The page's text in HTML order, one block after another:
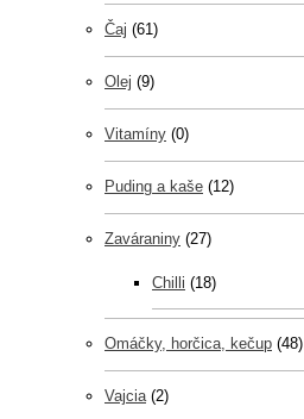
Čaj (61)
Olej (9)
Vitamíny (0)
Puding a kaše (12)
Zaváraniny (27)
Chilli (18)
Omáčky, horčica, kečup (48)
Vajcia (2)